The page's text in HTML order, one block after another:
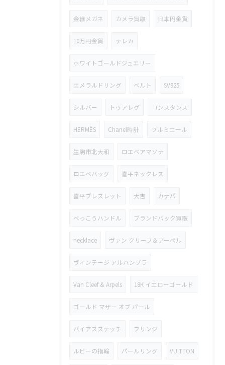
金縁メガネ カメラ買取 日本円金貨
10万円金貨 テレカ
ホワイトゴールドジュエリー
エメラルドリング ベルト SV925
シルバー トゥアレグ コンスタンス
HERMÈS Chanel時計 プルミエール
生駒市北大和 ロエベアマソナ
ロエベバッグ 喜平ネックレス
喜平ブレスレット 大吉 カナパ
べっこうハンドル ブランドバック買取
necklace ヴァン クリーフ＆アーペル
ヴィンテージ アルハンブラ
Van Cleef & Arpels 18K イエローゴールド
ゴールド マザー オブ パール
バイアスステッチ フリンジ
ルビーの指輪 パールリング VUITTON